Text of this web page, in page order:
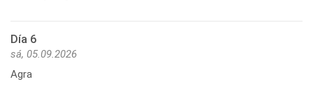
Día 6
sá, 05.09.2026
Agra